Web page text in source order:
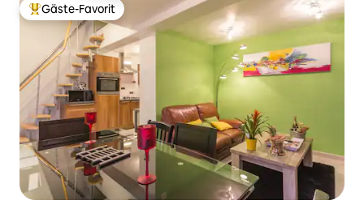
Beliebter Gäste-Favorit.
Gäste-Favorit